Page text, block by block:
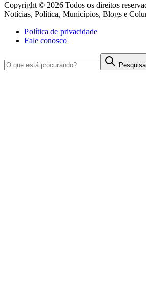
Copyright © 2026 Todos os direitos
Notícias, Política, Municípios, Blogs e
Política de privacidade
Fale conosco